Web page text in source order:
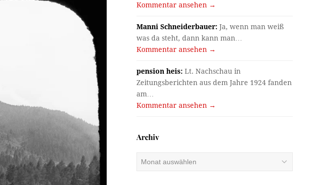
Kommentar ansehen →
Manni Schneiderbauer: Ja, wenn man weiß
was da steht, dann kann man…
Kommentar ansehen →
pension heis: Lt. Nachschau in
Zeitungsberichten aus dem Jahre 1924 fanden
am…
Kommentar ansehen →
Archiv